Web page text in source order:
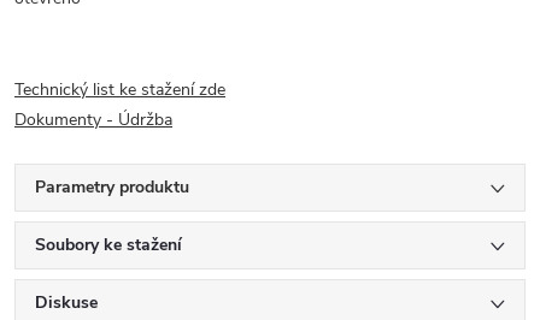
Technický list ke stažení zde
Dokumenty - Údržba
Parametry produktu
Soubory ke stažení
Diskuse